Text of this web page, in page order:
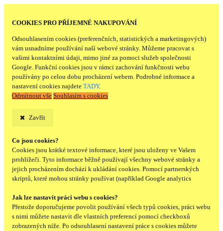
COOKIES PRO PŘÍJEMNÉ NAKUPOVÁNÍ
Odsouhlasením cookies (preferenčních, statistických a marketingových)
vám usnadníme používání naší webové stránky. Můžeme pracovat s
vašimi kontaktními údaji, mimo jiné za pomoci služeb společnosti
Google. Funkční cookies jsou v rámci zachování funkčnosti webu
používány po celou dobu procházení webem. Podrobné informace a
nastavení cookies najdete TADY.
Odmítnout vše Souhlasím s cookies
Zavřít
Co jsou cookies?
Cookies jsou krátké textové informace, které jsou uloženy ve Vašem
prohlížeči. Tyto informace běžně používají všechny webové stránky a
jejich procházením dochází k ukládání cookies. Pomocí partnerských
skriptů, které mohou stránky používat (například Google analytics
Jak lze nastavit práci webu s cookies?
Přestože doporučujeme povolit používání všech typů cookies, práci webu
s nimi můžete nastavit dle vlastních preferencí pomocí checkboxů
zobrazených níže. Po odsouhlasení nastavení práce s cookies můžete